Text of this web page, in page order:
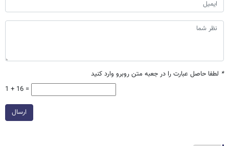
* لطفا حاصل عبارت را در جعبه متن روبرو وارد کنید
1 + 16 =
ارسال